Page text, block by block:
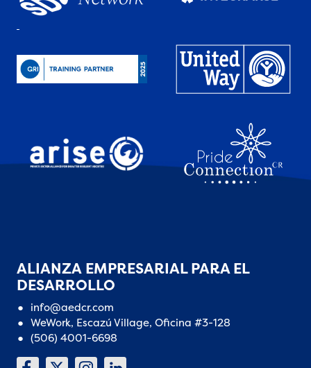
ALIANZA EMPRESARIAL PARA EL
DESARROLLO
info@aedcr.com
WeWork, Escazú Village, Oficina #3-128
(506) 4001-6698